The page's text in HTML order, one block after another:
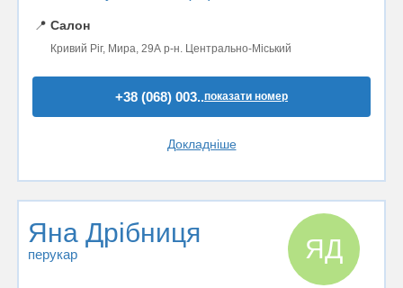
📍 Салон
Кривий Ріг, Мира, 29А р-н. Центрально-Міський
+38 (068) 003..показати номер
Докладніше
Яна Дрібниця
перукар ЯД